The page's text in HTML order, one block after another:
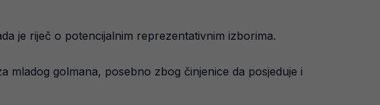
je riječ o potencijalnim reprezentativnim izborima.
mladog golmana, posebno zbog činjenice da posjeduje i